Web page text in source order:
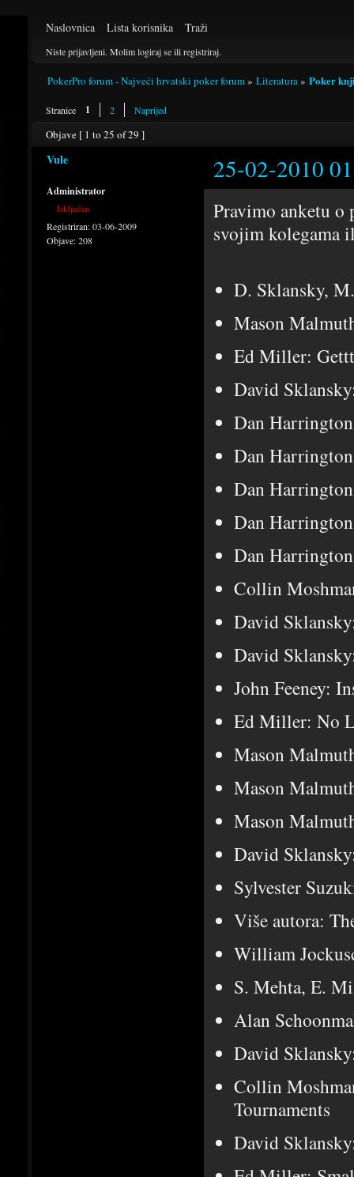
Naslovnica Lista korisnika Traži
Niste prijavljeni. Molim logiraj se ili registriraj.
PokerPro forum - Najveći hrvatski poker forum» Literatura» Poker
Stranice 1 2 Naprijed
Objave [ 1 to 25 of 29 ]
Vule 25-02-2010
Administrator
Isključen
Registriran:03-06-2009
Objave:208
Pravimo anketu
svojim kolegama
D. Sklansky,
Mason
Ed Miller:
David
Dan
Dan
Dan
Dan
Dan
Collin
David
David
John Feeney:
Ed Miller: No
Mason
Mason
Mason
David
Sylvester
Više autora:
William
S. Mehta, E.
Alan
David
Collin
Tournaments
David